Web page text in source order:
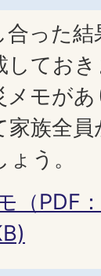
合った
してお
メモが
家族全
う。
（PDF